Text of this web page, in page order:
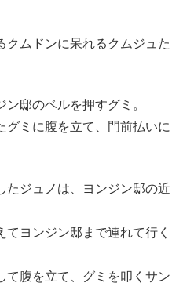
クムドンに呆れるクムジュた
邸のベルを押すグミ。
グミに腹を立て、門前払いに
たジュノは、ヨンジン邸の近
ヨンジン邸まで連れて行く
て腹を立て、グミを叩くサン